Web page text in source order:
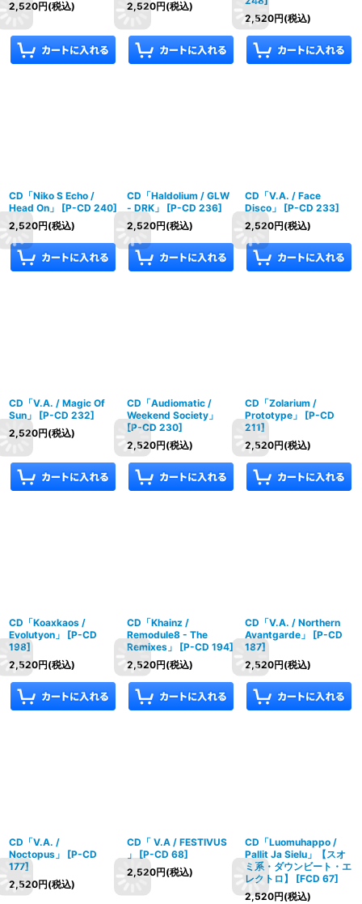
2,520円(税込) 2,520円(税込)
2,520円(税込)
CD「Niko S Echo /
Head On」
[P-CD 240]
2,520円(税込)
CD「Haldolium / GLW
- DRK」
[P-CD 236]
2,520円(税込)
CD「V.A. / Face
Disco」
[P-CD 233]
2,520円(税込)
CD「V.A. / Magic Of
Sun」
[P-CD 232]
2,520円(税込)
CD「Audiomatic /
Weekend Society」
[P-CD 230]
2,520円(税込)
CD「Zolarium /
Prototype」
[P-CD
211]
2,520円(税込)
CD「Koaxkaos /
Evolutyon」
[P-CD
198]
2,520円(税込)
CD「Khainz /
Remodule8 - The
Remixes」
[P-CD 194]
2,520円(税込)
CD「V.A. / Northern
Avantgarde」
[P-CD
187]
2,520円(税込)
CD「V.A. /
Noctopus」
[P-CD
177]
2,520円(税込)
CD「 V.A / FESTIVUS
」
[P-CD 68]
2,520円(税込)
CD「Luomuhappo /
Pallit Ja Sielu」【スオ
ミ系・ダウンビート・エ
レクトロ】
[FCD 67]
2,520円(税込)